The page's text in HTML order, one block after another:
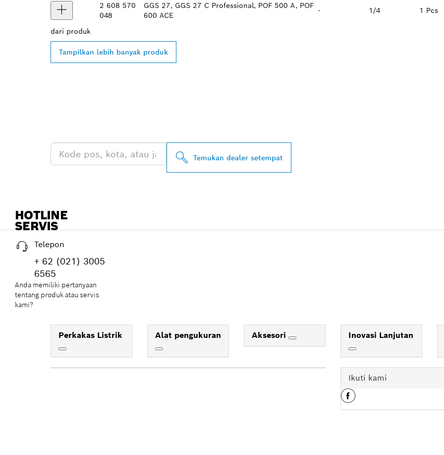
2 608 570
048
GGS 27, GGS 27 C Professional, POF 500 A, POF
600 ACE
- 1/4 1 Pcs
dari produk
Tampilkan lebih banyak produk
Temukan dealer setempat
HOTLINE
SERVIS
Telepon
+ 62 (021) 3005
6565
Anda memiliki pertanyaan
tentang produk atau servis
kami?
Perkakas Listrik Alat pengukuran Aksesori Inovasi Lanjutan
Ikuti kami